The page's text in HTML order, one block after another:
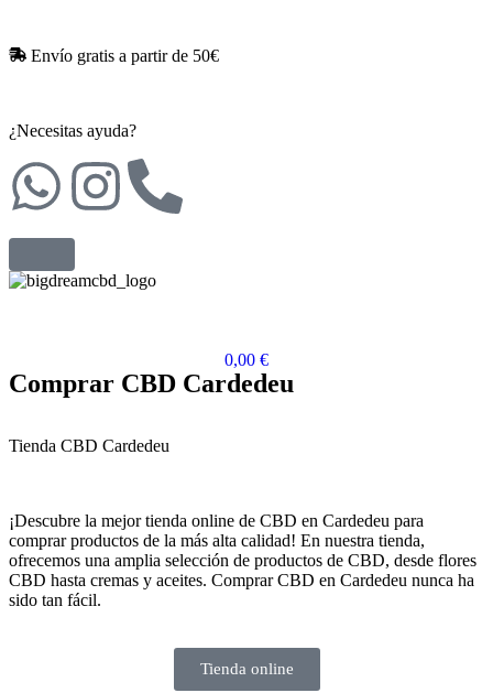
Envío gratis a partir de 50€​
¿Necesitas ayuda?
0,00 €
Comprar CBD Cardedeu
Tienda CBD Cardedeu
¡Descubre la mejor tienda online de CBD en Cardedeu para
comprar productos de la más alta calidad! En nuestra tienda,
ofrecemos una amplia selección de productos de CBD, desde flores
CBD hasta cremas y aceites. Comprar CBD en Cardedeu nunca ha
sido tan fácil.
Tienda online